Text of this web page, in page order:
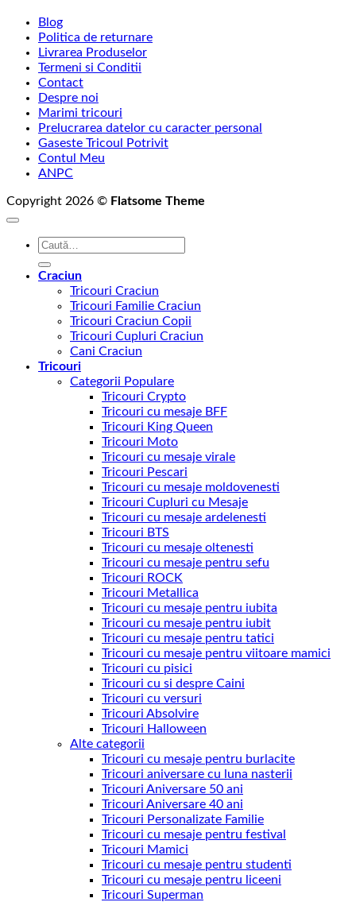
Blog
Politica de returnare
Livrarea Produselor
Termeni si Conditii
Contact
Despre noi
Marimi tricouri
Prelucrarea datelor cu caracter personal
Gaseste Tricoul Potrivit
Contul Meu
ANPC
Copyright 2026 © Flatsome Theme
Caută
Craciun
Tricouri Craciun
Tricouri Familie Craciun
Tricouri Craciun Copii
Tricouri Cupluri Craciun
Cani Craciun
Tricouri
Categorii Populare
Tricouri Crypto
Tricouri cu mesaje BFF
Tricouri King Queen
Tricouri Moto
Tricouri cu mesaje virale
Tricouri Pescari
Tricouri cu mesaje moldovenesti
Tricouri Cupluri cu Mesaje
Tricouri cu mesaje ardelenesti
Tricouri BTS
Tricouri cu mesaje oltenesti
Tricouri cu mesaje pentru sefu
Tricouri ROCK
Tricouri Metallica
Tricouri cu mesaje pentru iubita
Tricouri cu mesaje pentru iubit
Tricouri cu mesaje pentru tatici
Tricouri cu mesaje pentru viitoare mamici
Tricouri cu pisici
Tricouri cu si despre Caini
Tricouri cu versuri
Tricouri Absolvire
Tricouri Halloween
Alte categorii
Tricouri cu mesaje pentru burlacite
Tricouri aniversare cu luna nasterii
Tricouri Aniversare 50 ani
Tricouri Aniversare 40 ani
Tricouri Personalizate Familie
Tricouri cu mesaje pentru festival
Tricouri Mamici
Tricouri cu mesaje pentru studenti
Tricouri cu mesaje pentru liceeni
Tricouri Superman